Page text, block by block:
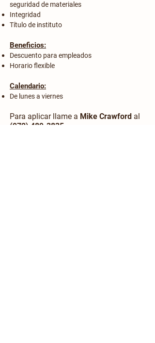
seguridad de materiales
Integridad
Título de instituto
Beneficios:
Descuento para empleados
Horario flexible
Calendario:
De lunes a viernes
Para aplicar llame a Mike Crawford al
(972) 489-3835